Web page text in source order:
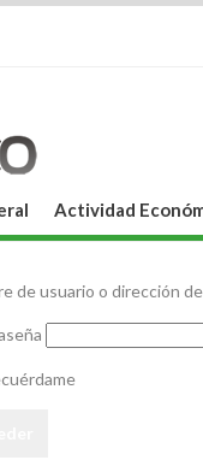
Actividad
de usuario o dirección